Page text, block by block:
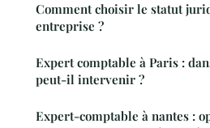
Comment choisir le statut
entreprise ?
Expert comptable à Paris :
peut-il intervenir ?
Expert-comptable à nantes :